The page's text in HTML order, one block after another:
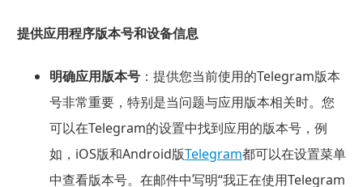
提供应用程序版本号和设备信息
明确应用版本号：提供您当前使用的Telegram版本
号非常重要，特别是当问题与应用版本相关时。您
可以在Telegram的设置中找到应用的版本号，例
如，iOS版和Android版Telegram都可以在设置菜单
中查看版本号。在邮件中写明“我正在使用Telegram